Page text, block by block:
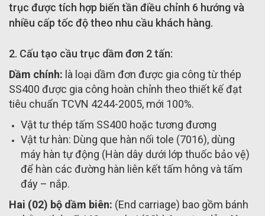
trục được tích hợp biến tần điều chỉnh 6 hướng và
nhiều cấp tốc độ theo nhu cầu khách hàng.
2. Cấu tạo cầu trục dầm đơn 2 tấn:
Dầm chính: là loại dầm đơn được gia công từ thép
SS400 được gia công hoàn chỉnh theo thiết kế đạt
tiêu chuẩn TCVN 4244-2005, mới 100%.
Vật tư thép tấm SS400 hoặc tương đương
Vật tư hàn: Dùng que hàn nối tole (7016), dùng
máy hàn tự động (Hàn dây dưới lớp thuốc bảo vệ)
để hàn các đường hàn liên kết tấm hông và tấm
đáy – nắp.
Hai (02) bộ dầm biên: (End carriage) bao gồm bánh